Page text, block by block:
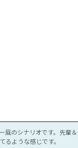
風のシナリオです。先輩＆
ような感じです。